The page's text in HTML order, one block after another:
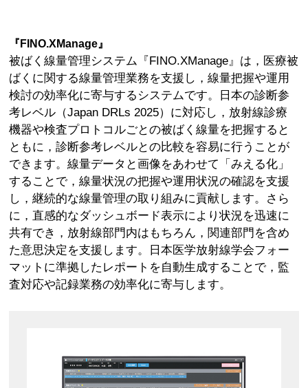
『FINO.XManage』
被ばく線量管理システム『FINO.XManage』は，医療被
ばくに関する線量管理業務を支援し，線量把握や運用
検討の効率化に寄与するシステムです。日本の診断参
考レベル（Japan DRLs 2025）に対応し，放射線診療
機器や検査プロトコルごとの被ばく線量を把握すると
ともに，診断参考レベルとの比較を容易に行うことが
できます。線量データと画像をあわせて「みえる化」
することで，線量状況の把握や運用状況の確認を支援
し，継続的な線量管理の取り組みに貢献します。さら
に，直感的なダッシュボード表示により状況を迅速に
共有でき，放射線部門内はもちろん，関連部門を含め
た意思決定を支援します。日本医学放射線学会フォー
マットに準拠したレポートを自動生成することで，監
査対応や記録業務の効率化に寄与します。